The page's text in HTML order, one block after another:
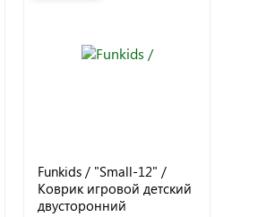
Funkids / "Small-12" /
Коврик игровой детский
двусторонний